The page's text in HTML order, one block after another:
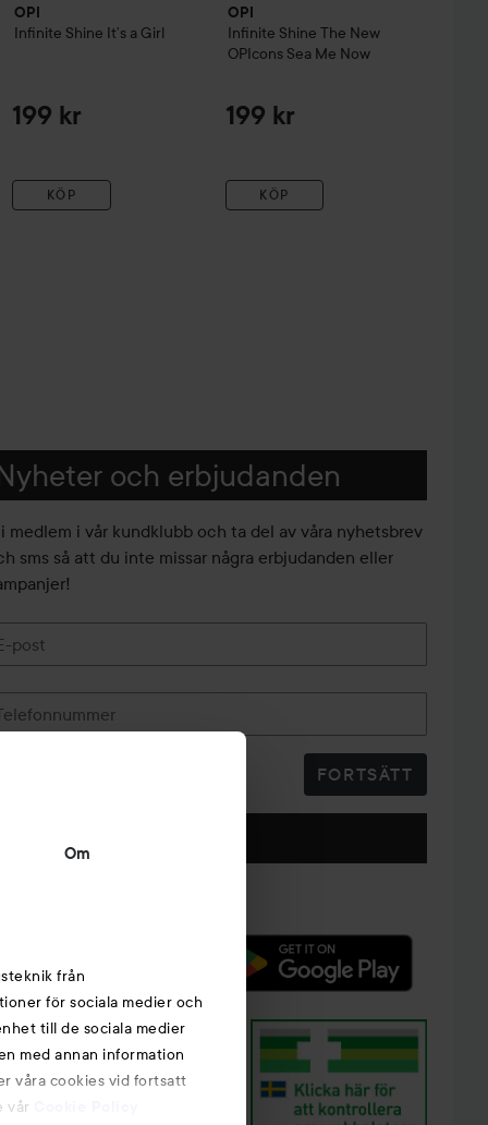
Om
från
för sociala medier och
till de sociala medier
med annan information
våra cookies vid fortsatt
vår
OPI
Infinite Shine It’s a Girl
199 kr
KÖP
OPI
Infinite Shine The New
OPIcons Sea Me Now
199 kr
KÖP
och erbjudanden
medlem i vår kundklubb och ta del av våra nyhetsbrev
sms så att du inte missar några erbjudanden eller
post
FORTSÄTT
Följ oss